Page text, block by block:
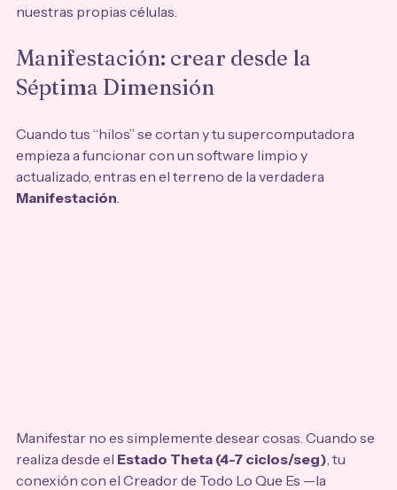
nuestras propias células.
Manifestación: crear desde la
Séptima Dimensión
Cuando tus “hilos” se cortan y tu supercomputadora
empieza a funcionar con un software limpio y
actualizado, entras en el terreno de la verdadera
Manifestación
Manifestar no es simplemente desear cosas. Cuando se
realiza desde el Estado Theta (4-7 ciclos/seg) , tu
conexión con el Creador de Todo Lo Que Es —la